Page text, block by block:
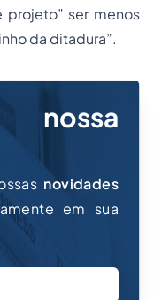
ser menos
da ditadura”.
novidades
em sua